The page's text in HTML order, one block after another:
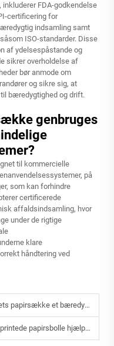
FDA-godkendelse
certificering for
indsamling samt
ISO-standarder. Disse
af ydelsespåstande og
sikrer overholdelse af
bør anmode om
og sikre sig, at
bæredygtighed og drift.
genbruges
til kommercielle
på
som kan forhindre
certificerede
affaldsindsamling, hvor
under de rigtige
klare
håndtering ved
et bæredygtigt brandbillede?
restauranter med at styrke branding?